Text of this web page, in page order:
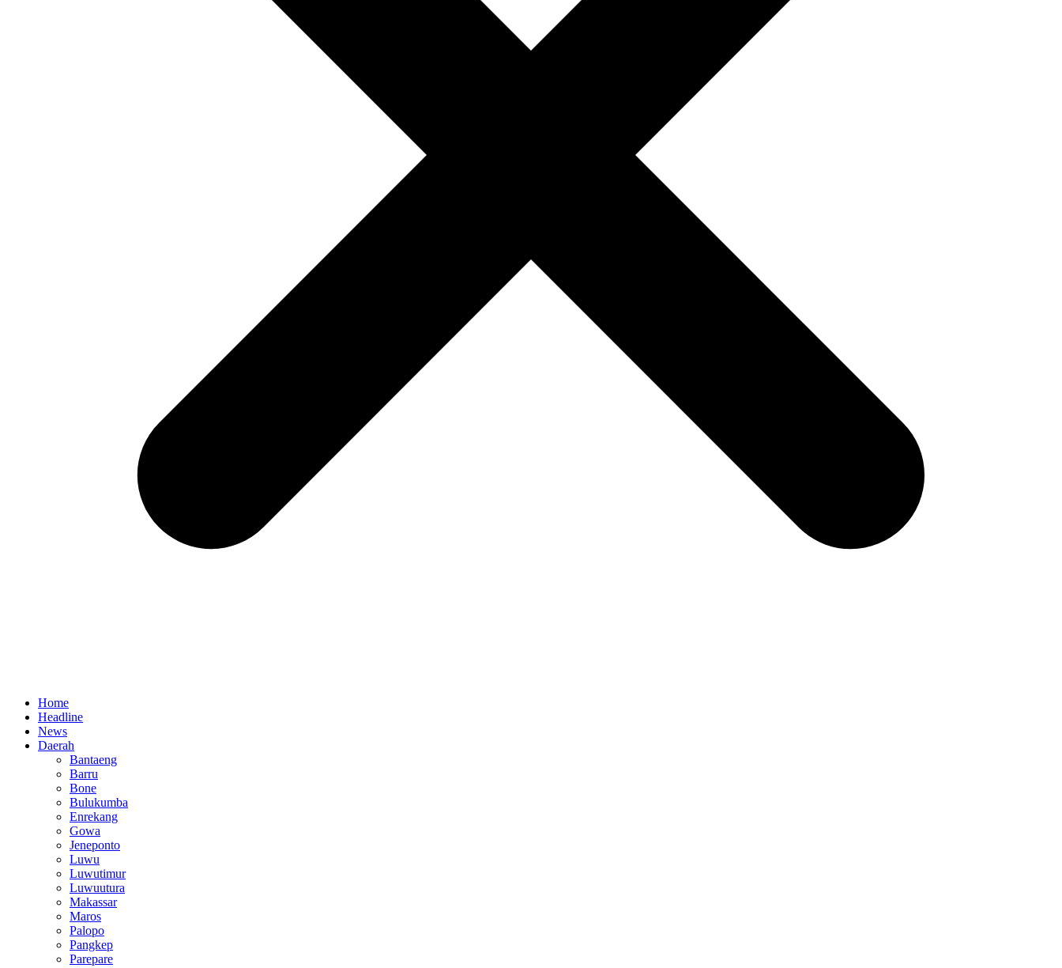
Home
Headline
News
Daerah
Bantaeng
Barru
Bone
Bulukumba
Enrekang
Gowa
Jeneponto
Luwu
Luwutimur
Luwuutura
Makassar
Maros
Palopo
Pangkep
Parepare